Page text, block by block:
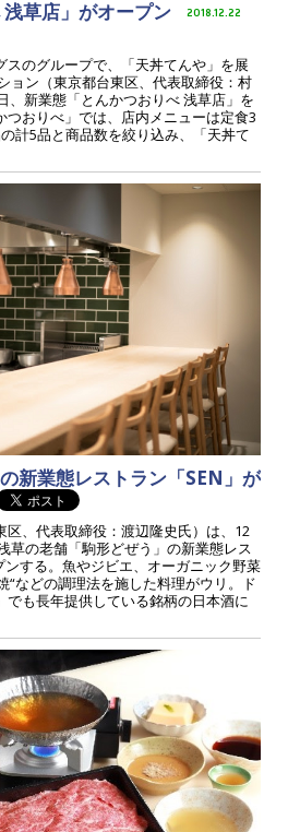
浅草店」がオープン
2018.12.22
スのグループで、「天丼てんや」を展
ョン（東京都台東区、代表取締役：村
、新業態「とんかつおりべ 浅草店」を
つおりべ」では、店内メニューは定食3
計5品と商品数を絞り込み、「天丼て
新業態レストラン「SEN」が
区、代表取締役：渡辺隆史氏）は、12
草の老舗「駒形どぜう」の新業態レス
ンする。魚やジビエ、オーガニック野菜
“などの調理法を施した料理がウリ。ド
でも長年提供している銘柄の日本酒に